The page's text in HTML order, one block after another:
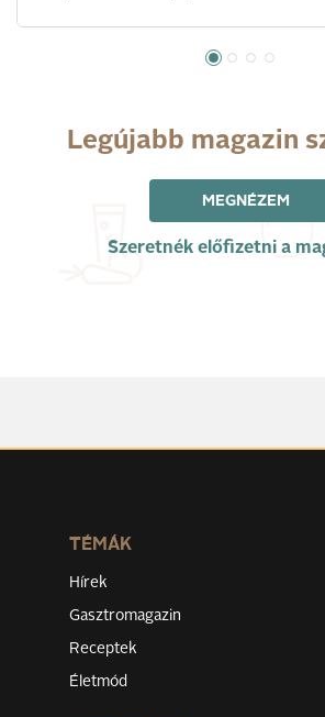
Legújabb magazin
MEGNÉZEM
Szeretnék előfizetni a
TÉMÁK
Hírek
Gasztromagazin
Receptek
Életmód